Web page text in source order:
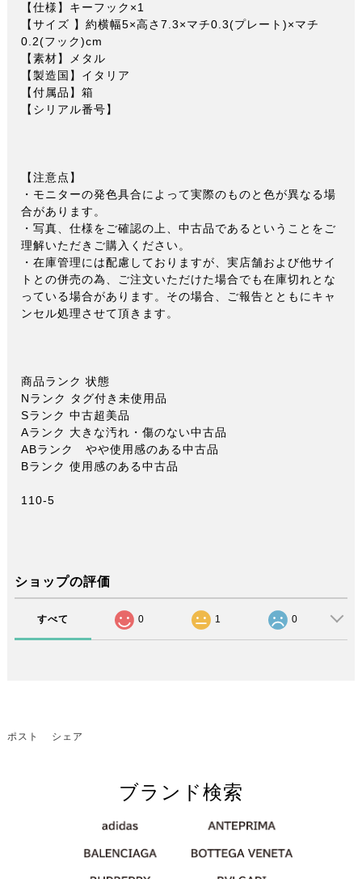
【仕様】キーフック×1
【サイズ 】約横幅5×高さ7.3×マチ0.3(プレート)×マチ
0.2(フック)cm
【素材】メタル
【製造国】イタリア
【付属品】箱
【シリアル番号】
【注意点】
・モニターの発色具合によって実際のものと色が異なる場
合があります。
・写真、仕様をご確認の上、中古品であるということをご
理解いただきご購入ください。
・在庫管理には配慮しておりますが、実店舗および他サイ
トとの併売の為、ご注文いただけた場合でも在庫切れとな
っている場合があります。その場合、ご報告とともにキャ
ンセル処理させて頂きます。
商品ランク 状態
Nランク タグ付き未使用品
Sランク 中古超美品
Aランク 大きな汚れ・傷のない中古品
ABランク やや使用感のある中古品
Bランク 使用感のある中古品
110-5
ショップの評価
すべて 0 1 0
シェア
ポスト
ブランド検索